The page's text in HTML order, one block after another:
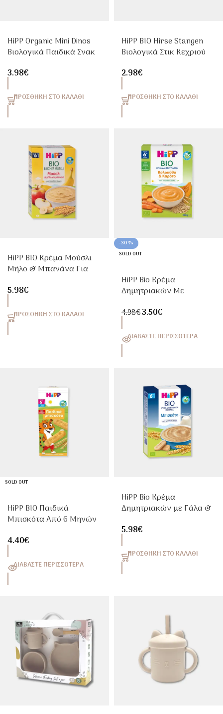
HiPP Organic Mini Dinos
Βιολογικά Παιδικά Σνακ
Φραγκοστάφυλο 30g
3.98€
ΠΡΟΣΘΉΚΗ ΣΤΟ ΚΑΛΆΘΙ
HiPP BIO Hirse Stangen
Βιολογικά Στικ Κεχριού
2.98€
ΠΡΟΣΘΉΚΗ ΣΤΟ ΚΑΛΆΘΙ
HiPP BIO Κρέμα Μούσλι
Μήλο & Μπανάνα Για
5.98€
ΠΡΟΣΘΉΚΗ ΣΤΟ ΚΑΛΆΘΙ
-30%
SOLD OUT
HiPP Bio Κρέμα
Δημητριακών Με
Τον 6ο Μήνα 200g
4.98€3.50€
ΔΙΑΒΆΣΤΕ ΠΕΡΙΣΣΌΤΕΡΑ
SOLD OUT
HiPP BIO Παιδικά
Μπισκότα Από 6 Μηνών
4.40€
ΔΙΑΒΆΣΤΕ ΠΕΡΙΣΣΌΤΕΡΑ
HiPP Bio Κρέμα
Δημητριακών με Γάλα &
μήνα 250g
5.98€
ΠΡΟΣΘΉΚΗ ΣΤΟ ΚΑΛΆΘΙ